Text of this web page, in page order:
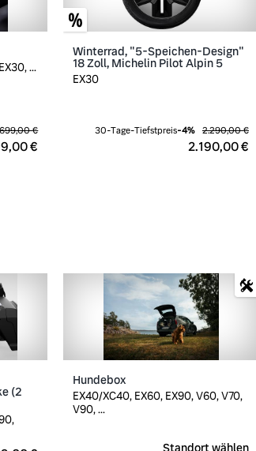
...
€
699,00 €
Winterrad, "5-Speichen-Design"
18 Zoll, Michelin Pilot Alpin 5
EX30
2.190,00 €
30-Tage-Tiefstpreis-4% 2.290,00 €
(2
Hundebox
EX40/XC40, EX60, EX90, V60, V70,
V90, ...
Standort wählen